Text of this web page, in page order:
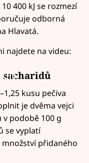
400 kJ se rozmezí
odborná
Hlavatá.
najdete na videu:
kusu pečiva
je dvěma vejci
podobě 100 g
se vyplatí
přidaného